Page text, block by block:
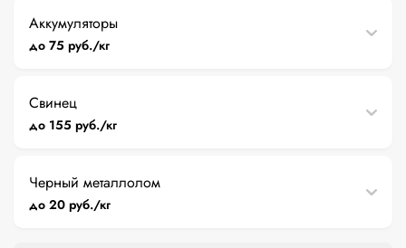
Аккумуляторы
до 75 руб./кг
Свинец
до 155 руб./кг
Черный металлолом
до 20 руб./кг